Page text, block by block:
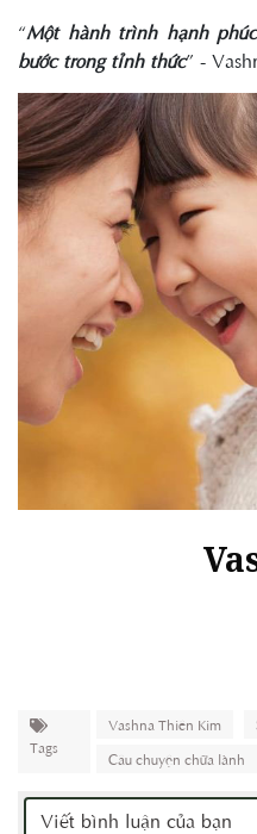
“Một hành trình hạnh
bước trong tỉnh thức” -
Tags
Vashna Thiên Kim
Câu chuyện chữa lành